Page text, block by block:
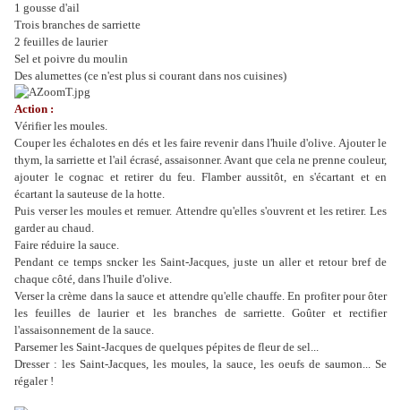
1 gousse d'ail
Trois branches de sarriette
2 feuilles de laurier
Sel et poivre du moulin
Des alumettes (ce n'est plus si courant dans nos cuisines)
Action :
Vérifier les moules.
Couper les échalotes en dés et les faire revenir dans l'huile d'olive. Ajouter le
thym, la sarriette et l'ail écrasé, assaisonner. Avant que cela ne prenne couleur,
ajouter le cognac et retirer du feu. Flamber aussitôt, en s'écartant et en
écartant la sauteuse de la hotte.
Puis verser les moules et remuer. Attendre qu'elles s'ouvrent et les retirer. Les
garder au chaud.
Faire réduire la sauce.
Pendant ce temps sncker les Saint-Jacques, juste un aller et retour bref de
chaque côté, dans l'huile d'olive.
Verser la crème dans la sauce et attendre qu'elle chauffe. En profiter pour ôter
les feuilles de laurier et les branches de sarriette. Goûter et rectifier
l'assaisonnement de la sauce.
Parsemer les Saint-Jacques de quelques pépites de fleur de sel...
Dresser : les Saint-Jacques, les moules, la sauce, les oeufs de saumon... Se
régaler !